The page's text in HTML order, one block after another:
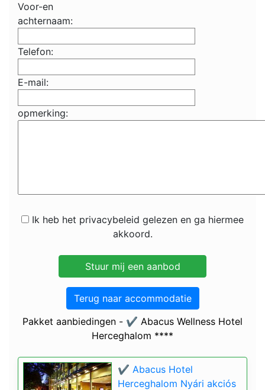
Voor-en
achternaam:
Telefon:
E-mail:
opmerking:
Ik heb het privacybeleid gelezen en ga hiermee
akkoord.
Terug naar accommodatie
Pakket aanbiedingen - ✔️ Abacus Wellness Hotel
Herceghalom ****
✔️ Abacus Hotel
Herceghalom Nyári akciós